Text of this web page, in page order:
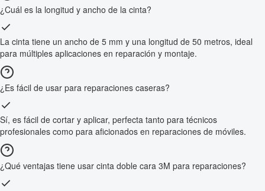
¿Cuál es la longitud y ancho de la cinta?
La cinta tiene un ancho de 5 mm y una longitud de 50 metros, ideal
para múltiples aplicaciones en reparación y montaje.
¿Es fácil de usar para reparaciones caseras?
Sí, es fácil de cortar y aplicar, perfecta tanto para técnicos
profesionales como para aficionados en reparaciones de móviles.
¿Qué ventajas tiene usar cinta doble cara 3M para reparaciones?